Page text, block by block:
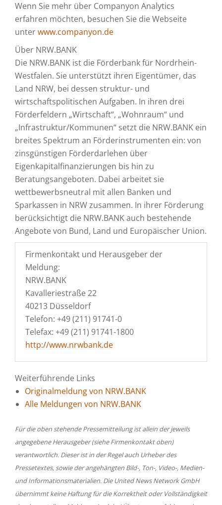
Wenn Sie mehr über Companyon Analytics
erfahren möchten, besuchen Sie die Webseite
unterwww.companyon.de
Über NRW.BANK
Die NRW.BANK ist die Förderbank für Nordrhein-
Westfalen. Sie unterstützt ihren Eigentümer, das
Land NRW, bei dessen struktur- und
wirtschaftspolitischen Aufgaben. In ihren drei
Förderfeldern „Wirtschaft“, „Wohnraum“ und
„Infrastruktur/Kommunen“ setzt die NRW.BANK ein
breites Spektrum an Förderinstrumenten ein: von
zinsgünstigen Förderdarlehen über
Eigenkapitalfinanzierungen bis hin zu
Beratungsangeboten. Dabei arbeitet sie
wettbewerbsneutral mit allen Banken und
Sparkassen in NRW zusammen. In ihrer Förderung
berücksichtigt die NRW.BANK auch bestehende
Angebote von Bund, Land und Europäischer Union.
Firmenkontakt und Herausgeber der
Meldung:
NRW.BANK
Kavalleriestraße 22
40213 Düsseldorf
Telefon: +49 (211) 91741-0
Telefax: +49 (211) 91741-1800
http://www.nrwbank.de
Weiterführende Links
Originalmeldung von NRW.BANK
Alle Meldungen von NRW.BANK
Für die oben stehende Pressemitteilung ist allein der jeweils
angegebene Herausgeber (siehe Firmenkontakt oben)
verantwortlich. Dieser ist in der Regel auch Urheber des
Pressetextes, sowie der angehängten Bild-, Ton-, Video-, Medien-
und Informationsmaterialien. Die United News Network GmbH
übernimmt keine Haftung für die Korrektheit oder Vollständigkeit